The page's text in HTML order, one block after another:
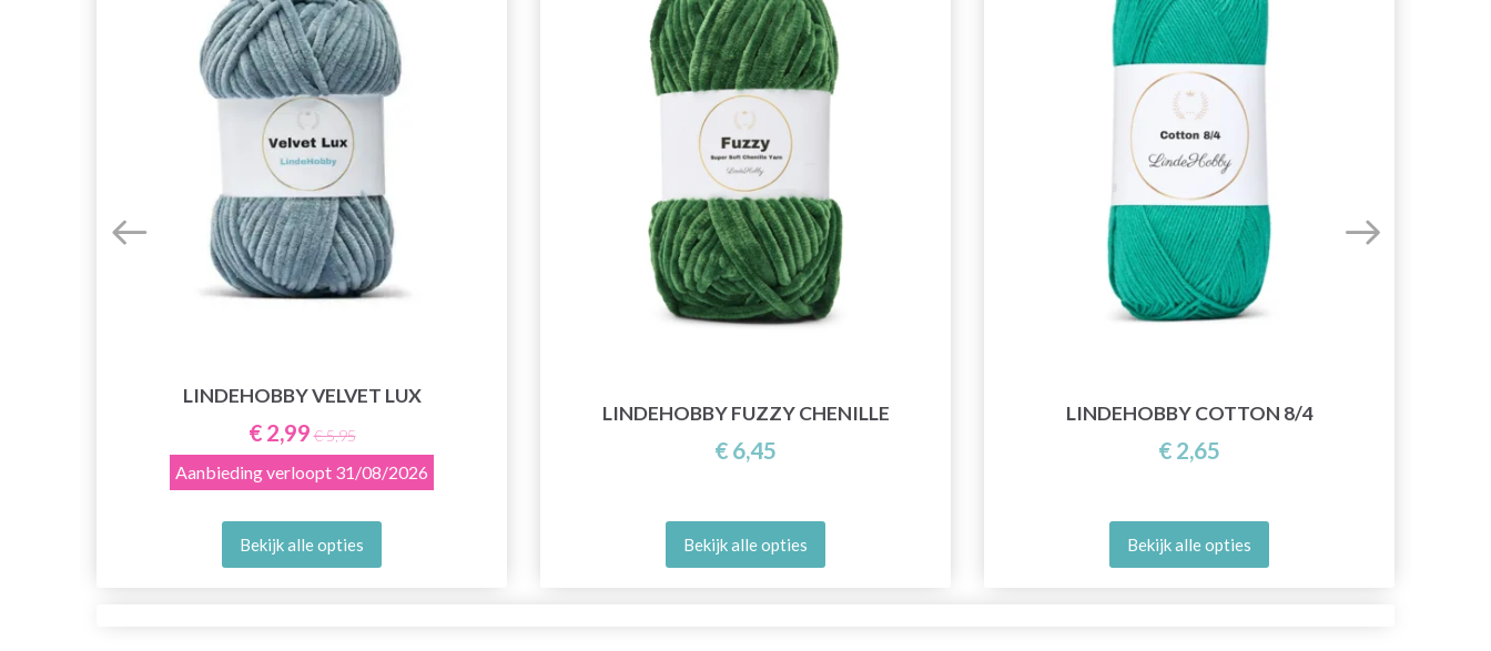
LINDEHOBBY VELVET LUX
€ 2,99 € 5,95
Aanbieding verloopt 31/08/2026
Bekijk alle opties
LINDEHOBBY FUZZY CHENILLE
€ 6,45
Bekijk alle opties
LINDEHOBBY COTTON 8/4
€ 2,65
Bekijk alle opties